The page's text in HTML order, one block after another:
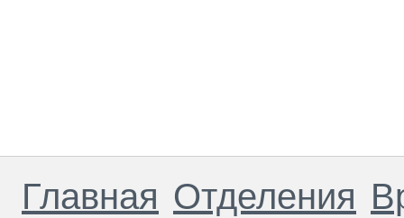
Главная Отделения